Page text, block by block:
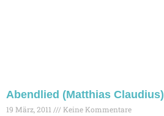
Abendlied (Matthias Claudius)
19 März, 2011 Keine Kommentare